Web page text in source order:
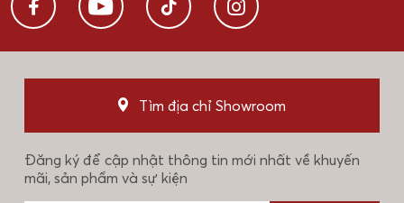
Tìm địa chỉ Showroom
Đăng ký để cập nhật thông tin mới nhất về khuyến
mãi, sản phẩm và sự kiện